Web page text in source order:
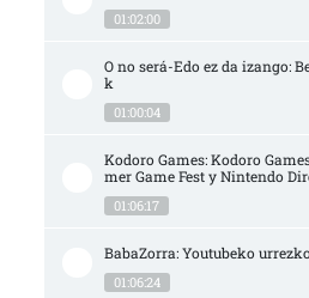
01:02:00
O no será-Edo ez da izango:
k
01:00:04
Kodoro Games: Kodoro
mer Game Fest y Nintendo
01:06:17
BabaZorra: Youtubeko
01:06:24